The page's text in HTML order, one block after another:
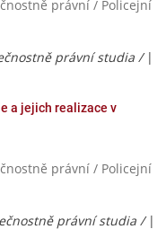
právní / Policejní
právní studia / |
a jejich realizace v
právní / Policejní
právní studia / |